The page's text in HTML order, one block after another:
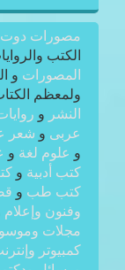
مصورات دوت
الكتب
المصورات و
ولمعظم
النشر و
عربى و شعر
و علوم لغة و
كتب أدبية و
كتب طب و
وفنون وإعلام
مجلات
كمبيوتر